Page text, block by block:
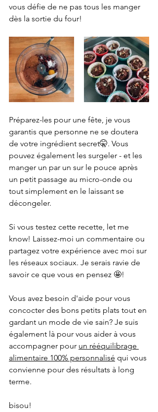
vous défie de ne pas tous les manger
dès la sortie du four!
Préparez-les pour une fête, je vous
garantis que personne ne se doutera
de votre ingrédient secret🤫. Vous
pouvez également les surgeler - et les
manger un par un sur le pouce après
un petit passage au micro-onde ou
tout simplement en le laissant se
décongeler.
Si vous testez cette recette, let me
know! Laissez-moi un commentaire ou
partagez votre expérience avec moi sur
les réseaux sociaux. Je serais ravie de
savoir ce que vous en pensez 🤩!
Vous avez besoin d'aide pour vous
concocter des bons petits plats tout en
gardant un mode de vie sain? Je suis
également là pour vous aider à vous
accompagner pour un rééquilibrage
alimentaire 100% personnalisé qui vous
convienne pour des résultats à long
terme.
bisou!